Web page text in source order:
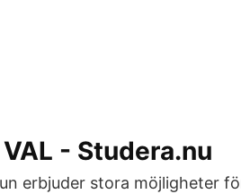
- Studera.nu
erbjuder stora möjligheter